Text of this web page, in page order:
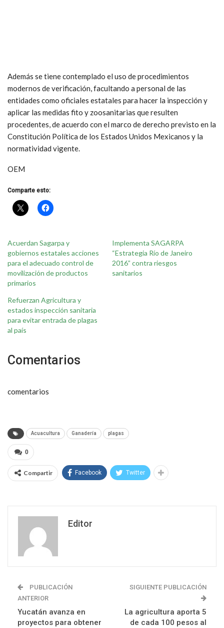
Además se tiene contemplado el uso de procedimientos
modernos de verificación, facultando a personal de las
entidades como oficiales estatales para hacer la inspección y
aplicar las medidas fito y zoosanitarias que resulten
procedentes, de acuerdo con el marco de derecho previsto en la
Constitución Política de los Estados Unidos Mexicanos y la
normatividad vigente.
OEM
Comparte esto:
Acuerdan Sagarpa y
gobiernos estatales acciones
para el adecuado control de
movilización de productos
primarios
Implementa SAGARPA
“Estrategia Río de Janeiro
2016” contra riesgos
sanitarios
Refuerzan Agricultura y
estados inspección sanitaria
para evitar entrada de plagas
al país
Comentarios
comentarios
Acuacultura Ganadería plagas
0
Compartir Facebook Twitter
Editor
PUBLICACIÓN
ANTERIOR
Yucatán avanza en
proyectos para obtener
SIGUIENTE PUBLICACIÓN
La agricultura aporta 5
de cada 100 pesos al